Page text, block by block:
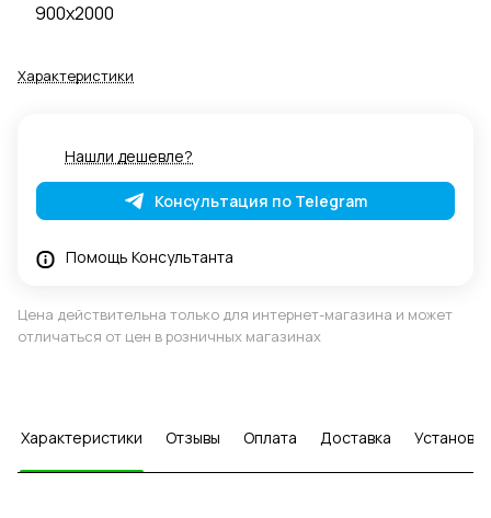
900x2000
Характеристики
Нашли дешевле?
Консультация по Telegram
Помощь Консультанта
Цена действительна только для интернет-магазина и может
отличаться от цен в розничных магазинах
Характеристики Отзывы Оплата Доставка Установка